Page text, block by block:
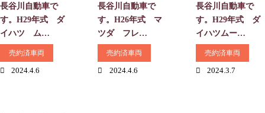
長谷川自動車で
す。H29年式 ダ
イハツ ム…
売約済車両
2024.4.6
長谷川自動車で
す。H26年式 マ
ツダ フレ…
売約済車両
2024.4.6
長谷川自動車で
す。H29年式 ダ
イハツムー…
売約済車両
2024.3.7